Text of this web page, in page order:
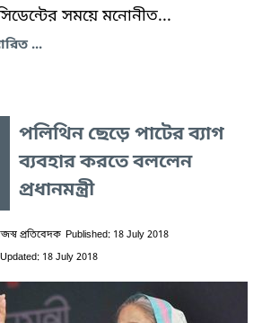
সময়ে মনোনীত...
...
পলিথিন ছেড়ে পাটের ব্যাগ
ব্যবহার করতে বললেন
প্রধানমন্ত্রী
প্রতিবেদক Published: 18 July 2018
18 July 2018